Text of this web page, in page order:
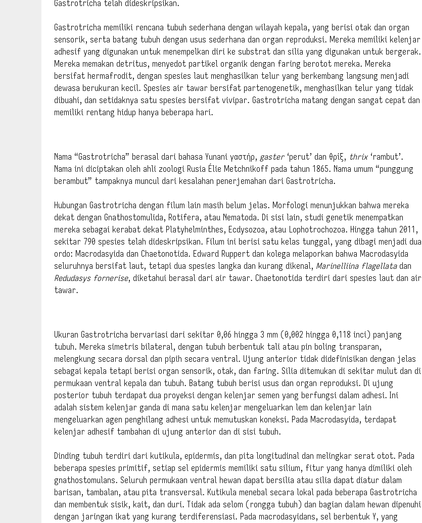
Gastrotricha telah dideskripsikan.
Gastrotricha memiliki rencana tubuh sederhana dengan wilayah kepala, yang berisi otak dan organ
sensorik, serta batang tubuh dengan usus sederhana dan organ reproduksi. Mereka memiliki kelenjar
adhesif yang digunakan untuk menempelkan diri ke substrat dan silia yang digunakan untuk bergerak.
Mereka memakan detritus, menyedot partikel organik dengan faring berotot mereka. Mereka
bersifat hermafrodit, dengan spesies laut menghasilkan telur yang berkembang langsung menjadi
dewasa berukuran kecil. Spesies air tawar bersifat partenogenetik, menghasilkan telur yang tidak
dibuahi, dan setidaknya satu spesies bersifat vivipar. Gastrotricha matang dengan sangat cepat dan
memiliki rentang hidup hanya beberapa hari.
Nama “Gastrotricha” berasal dari bahasa Yunani γαστήρ, gaster‘perut’ dan θρίξ, thrix‘rambut’.
Nama ini diciptakan oleh ahli zoologi Rusia Élie Metchnikoff pada tahun 1865. Nama umum “punggung
berambut” tampaknya muncul dari kesalahan penerjemahan dari Gastrotricha.
Hubungan Gastrotricha dengan filum lain masih belum jelas. Morfologi menunjukkan bahwa mereka
dekat dengan Gnathostomulida, Rotifera, atau Nematoda. Di sisi lain, studi genetik menempatkan
mereka sebagai kerabat dekat Platyhelminthes, Ecdysozoa, atau Lophotrochozoa. Hingga tahun 2011,
sekitar 790 spesies telah dideskripsikan. Filum ini berisi satu kelas tunggal, yang dibagi menjadi dua
ordo: Macrodasyida dan Chaetonotida. Edward Ruppert dan kolega melaporkan bahwa Macrodasyida
seluruhnya bersifat laut, tetapi dua spesies langka dan kurang dikenal, Marinelliina flagellatadan
Redudasys fornerise, diketahui berasal dari air tawar. Chaetonotida terdiri dari spesies laut dan air
tawar.
Ukuran Gastrotricha bervariasi dari sekitar 0,06 hingga 3 mm (0,002 hingga 0,118 inci) panjang
tubuh. Mereka simetris bilateral, dengan tubuh berbentuk tali atau pin boling transparan,
melengkung secara dorsal dan pipih secara ventral. Ujung anterior tidak didefinisikan dengan jelas
sebagai kepala tetapi berisi organ sensorik, otak, dan faring. Silia ditemukan di sekitar mulut dan di
permukaan ventral kepala dan tubuh. Batang tubuh berisi usus dan organ reproduksi. Di ujung
posterior tubuh terdapat dua proyeksi dengan kelenjar semen yang berfungsi dalam adhesi. Ini
adalah sistem kelenjar ganda di mana satu kelenjar mengeluarkan lem dan kelenjar lain
mengeluarkan agen penghilang adhesi untuk memutuskan koneksi. Pada Macrodasyida, terdapat
kelenjar adhesif tambahan di ujung anterior dan di sisi tubuh.
Dinding tubuh terdiri dari kutikula, epidermis, dan pita longitudinal dan melingkar serat otot. Pada
beberapa spesies primitif, setiap sel epidermis memiliki satu silium, fitur yang hanya dimiliki oleh
gnathostomulans. Seluruh permukaan ventral hewan dapat bersilia atau silia dapat diatur dalam
barisan, tambalan, atau pita transversal. Kutikula menebal secara lokal pada beberapa Gastrotricha
dan membentuk sisik, kait, dan duri. Tidak ada selom (rongga tubuh) dan bagian dalam hewan dipenuhi
dengan jaringan ikat yang kurang terdiferensiasi. Pada macrodasyidans, sel berbentuk Y, yang